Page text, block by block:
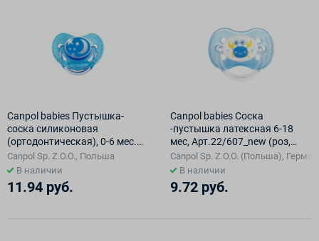
Canpol babies Пустышка-
соска силиконовая
(ортодонтическая), 0-6 мес.
1шт. 22/506
Canpol Sp. Z.O.O., Польша
В наличии
11.94 руб.
Сanpol babies Соска
-пустышка латексная 6-18
мес, Арт.22/607_new (роз,
зелен, голуб) 1 шт
Canpol Sp. Z.O.O. (Польша),
В наличии
9.72 руб.